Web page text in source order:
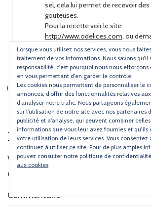
sel, cela lui permet de recevoir des
gouteuses.
Pour la recette voir le site:
http://www.odelices.com, ou
polonais à la vapeur.
Un clin d’œil à nos amis polonais
Elisa
Publié le30/04/2016 à 13:08
Super la veste et la recette à l’air top
Laisser un commentaire
Votre adresse e-mail ne sera pas
obligatoires sont indiqués avec
Commentaire
Lorsque vous utilisez nos services, vous nous
traitement de vos informations. Nous savons qu'il
responsabilité, c'est pourquoi nous nous
en vous permettant d'en garder le contrôle.
Les cookies nous permettent de personnaliser le
annonces, d’offrir des fonctionnalités relatives
d’analyser notre trafic. Nous partageons
sur l’utilisation de notre site avec nos partenaires
publicité et d’analyse, qui peuvent combiner
informations que vous leur avez fournies et qu’ils
votre utilisation de leurs services. Vous consentez
continuez à utiliser ce site. Pour de plus amples
pouvez consulter notre politique de confidentialité
aux cookies